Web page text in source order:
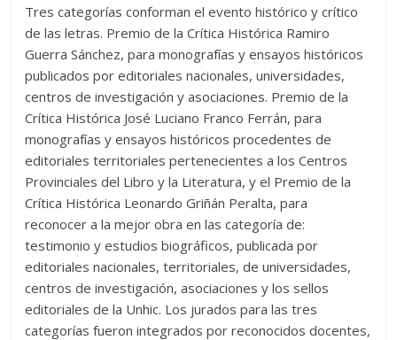
Tres categorías conforman el evento histórico y crítico
de las letras. Premio de la Crítica Histórica Ramiro
Guerra Sánchez, para monografías y ensayos históricos
publicados por editoriales nacionales, universidades,
centros de investigación y asociaciones. Premio de la
Crítica Histórica José Luciano Franco Ferrán, para
monografías y ensayos históricos procedentes de
editoriales territoriales pertenecientes a los Centros
Provinciales del Libro y la Literatura, y el Premio de la
Crítica Histórica Leonardo Griñán Peralta, para
reconocer a la mejor obra en las categoría de:
testimonio y estudios biográficos, publicada por
editoriales nacionales, territoriales, de universidades,
centros de investigación, asociaciones y los sellos
editoriales de la Unhic. Los jurados para las tres
categorías fueron integrados por reconocidos docentes,